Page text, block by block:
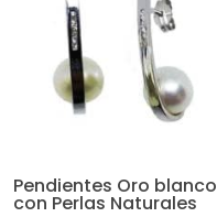
Pendientes Oro blanco
con Perlas Naturales